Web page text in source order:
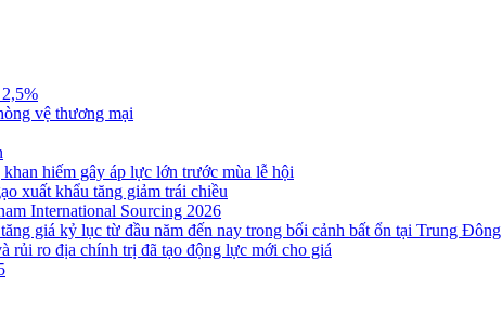
vệ thương mại
hiếm gây áp lực lớn trước mùa lễ hội
xuất khẩu tăng giảm trái chiều
International Sourcing 2026
giá kỷ lục từ đầu năm đến nay trong bối cảnh bất ổn tại Trung Đông
rủi ro địa chính trị đã tạo động lực mới cho giá